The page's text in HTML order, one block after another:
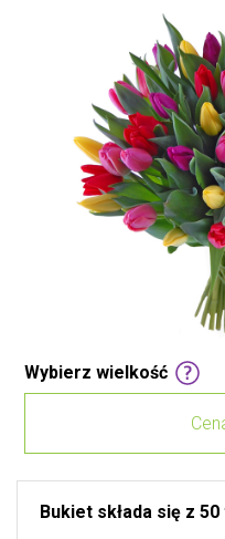
Wybierz wielkość
Bukiet składa się z